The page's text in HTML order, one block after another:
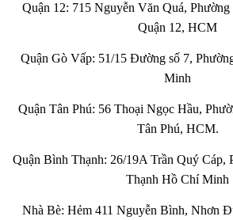
Quận 12: 715 Nguyễn Văn Quá,
Quận 12, HCM
Quận Gò Vấp: 51/15 Đường số 7,
Minh
Quận Tân Phú: 56 Thoại Ngọc Hầu,
Tân Phú, HCM.
Quận Bình Thạnh: 26/19A Trần Quý Cáp,
Thạnh Hồ Chí Minh
Nhà Bè: Hẻm 411 Nguyễn Bình, Nhơn